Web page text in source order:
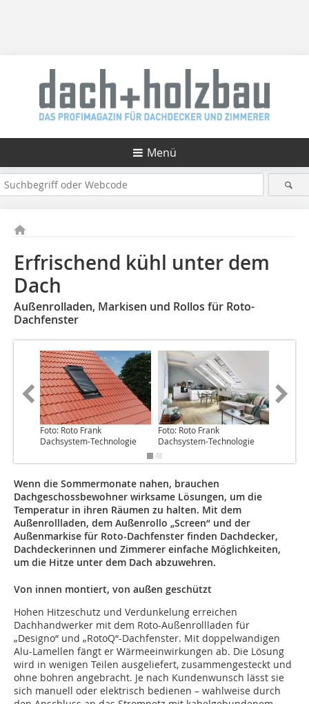
Menü
Erfrischend kühl unter dem
Dach
Außenrolladen, Markisen und Rollos für Roto-
Dachfenster
Foto: Roto Frank
Dachsystem-Technologie
Foto: Roto Frank
Dachsystem-Technologie
Wenn die Sommermonate nahen, brauchen
Dachgeschossbewohner wirksame Lösungen, um die
Temperatur in ihren Räumen zu halten. Mit dem
Außenrollladen, dem Außenrollo „Screen“ und der
Außenmarkise für Roto-Dachfenster finden Dachdecker,
Dachdeckerinnen und Zimmerer einfache Möglichkeiten,
um die Hitze unter dem Dach abzuwehren.
Von innen montiert, von außen geschützt
Hohen Hitzeschutz und Verdunkelung erreichen
Dachhandwerker mit dem Roto-Außenrollladen für
„Designo“ und „RotoQ“-Dachfenster. Mit doppelwandigen
Alu-Lamellen fängt er Wärmeeinwirkungen ab. Die Lösung
wird in wenigen Teilen ausgeliefert, zusammengesteckt und
ohne bohren angebracht. Je nach Kundenwunsch lässt sie
sich manuell oder elektrisch bedienen – wahlweise durch